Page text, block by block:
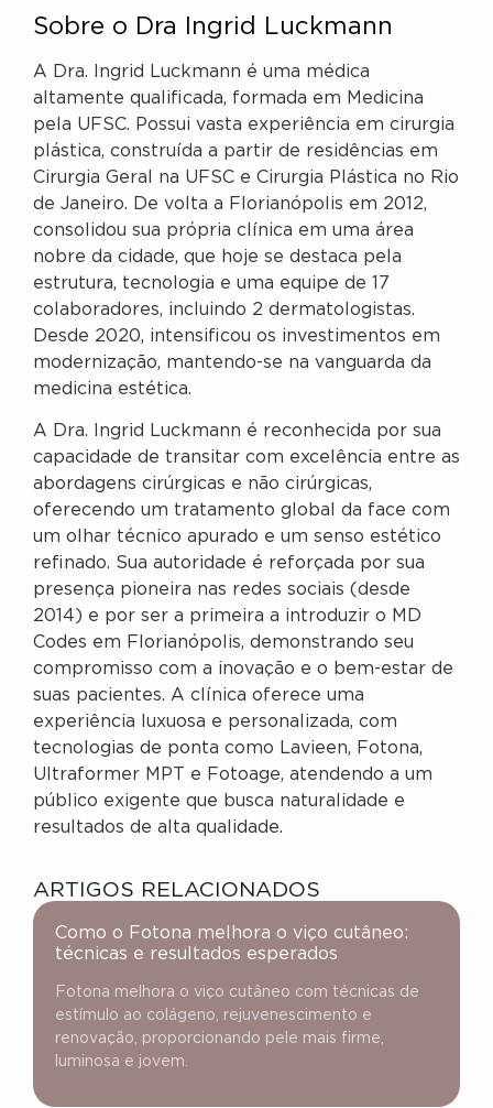
Sobre o Dra Ingrid Luckmann
A Dra. Ingrid Luckmann é uma médica
altamente qualificada, formada em Medicina
pela UFSC. Possui vasta experiência em cirurgia
plástica, construída a partir de residências em
Cirurgia Geral na UFSC e Cirurgia Plástica no Rio
de Janeiro. De volta a Florianópolis em 2012,
consolidou sua própria clínica em uma área
nobre da cidade, que hoje se destaca pela
estrutura, tecnologia e uma equipe de 17
colaboradores, incluindo 2 dermatologistas.
Desde 2020, intensificou os investimentos em
modernização, mantendo-se na vanguarda da
medicina estética.
A Dra. Ingrid Luckmann é reconhecida por sua
capacidade de transitar com excelência entre as
abordagens cirúrgicas e não cirúrgicas,
oferecendo um tratamento global da face com
um olhar técnico apurado e um senso estético
refinado. Sua autoridade é reforçada por sua
presença pioneira nas redes sociais (desde
2014) e por ser a primeira a introduzir o MD
Codes em Florianópolis, demonstrando seu
compromisso com a inovação e o bem-estar de
suas pacientes. A clínica oferece uma
experiência luxuosa e personalizada, com
tecnologias de ponta como Lavieen, Fotona,
Ultraformer MPT e Fotoage, atendendo a um
público exigente que busca naturalidade e
resultados de alta qualidade.
ARTIGOS RELACIONADOS
Como o Fotona melhora o viço cutâneo:
técnicas e resultados esperados
Fotona melhora o viço cutâneo com técnicas de
estímulo ao colágeno, rejuvenescimento e
renovação, proporcionando pele mais firme,
luminosa e jovem.